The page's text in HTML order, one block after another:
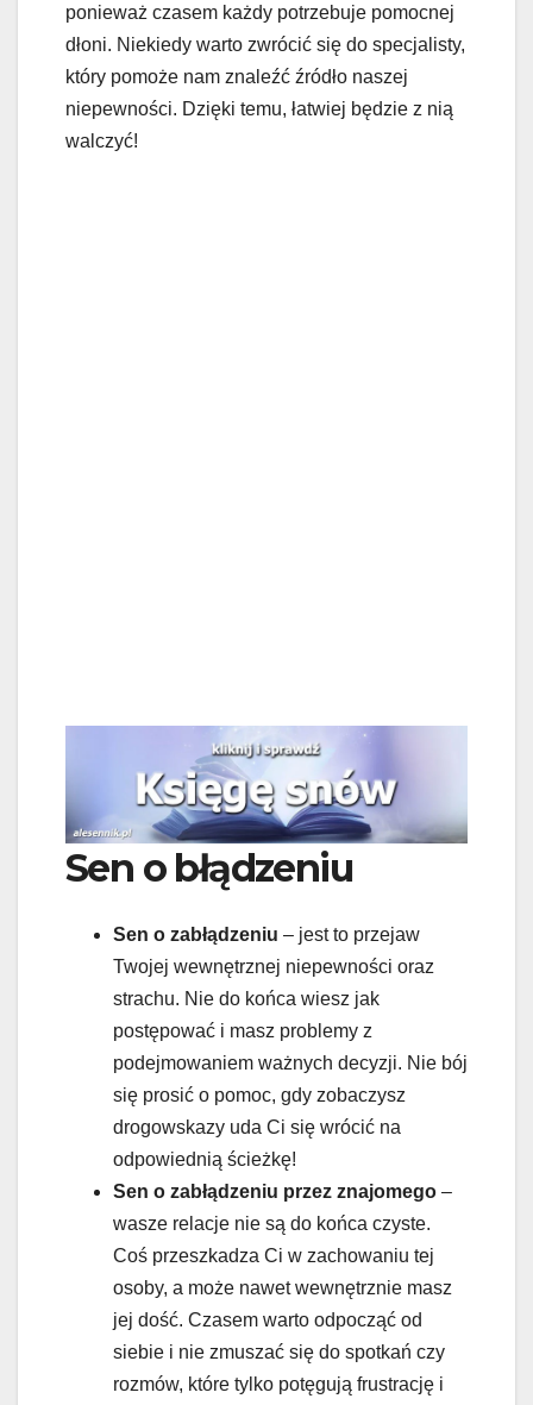
ponieważ czasem każdy potrzebuje pomocnej
dłoni. Niekiedy warto zwrócić się do specjalisty,
który pomoże nam znaleźć źródło naszej
niepewności. Dzięki temu, łatwiej będzie z nią
walczyć!
Sen o błądzeniu
Sen o zabłądzeniu – jest to przejaw
Twojej wewnętrznej niepewności oraz
strachu. Nie do końca wiesz jak
postępować i masz problemy z
podejmowaniem ważnych decyzji. Nie bój
się prosić o pomoc, gdy zobaczysz
drogowskazy uda Ci się wrócić na
odpowiednią ścieżkę!
Sen o zabłądzeniu przez znajomego –
wasze relacje nie są do końca czyste.
Coś przeszkadza Ci w zachowaniu tej
osoby, a może nawet wewnętrznie masz
jej dość. Czasem warto odpocząć od
siebie i nie zmuszać się do spotkań czy
rozmów, które tylko potęgują frustrację i